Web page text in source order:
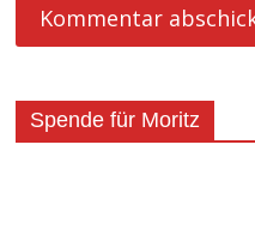
Spende für Moritz